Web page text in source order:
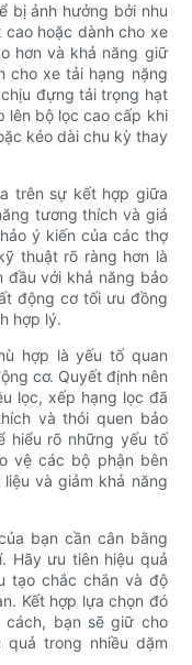
bị ảnh hưởng bởi nhu
hoặc dành cho xe
hơn và khả năng giữ
cho xe tải hạng nặng
đựng tải trọng hạt
lên bộ lọc cao cấp khi
kéo dài chu kỳ thay
trên sự kết hợp giữa
tương thích và giá
ý kiến ​​của các thợ
thuật rõ ràng hơn là
đầu với khả năng bảo
động cơ tối ưu đồng
hợp lý.
hợp là yếu tố quan
cơ. Quyết định nên
lọc, xếp hạng lọc đã
và thói quen bảo
hiểu rõ những yếu tố
vệ các bộ phận bên
và giảm khả năng
bạn cần cân bằng
Hãy ưu tiên hiệu quả
tạo chắc chắn và độ
Kết hợp lựa chọn đó
bạn sẽ giữ cho
trong nhiều dặm